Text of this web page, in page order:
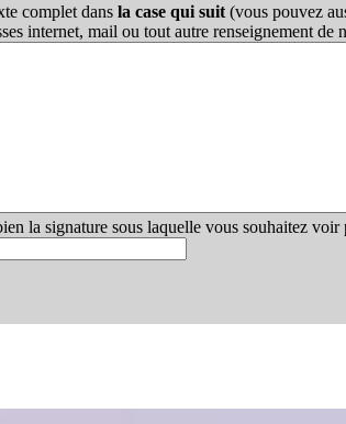
complet dansla case qui suit (vous pouvez
internet, mail ou tout autre renseignement de
la signature sous laquelle vous souhaitez voir